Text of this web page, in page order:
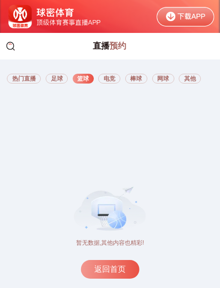
直播预约
热门直播 足球 篮球 电竞 棒球 网球 其他
暂无数据,其他内容也精彩!
返回首页